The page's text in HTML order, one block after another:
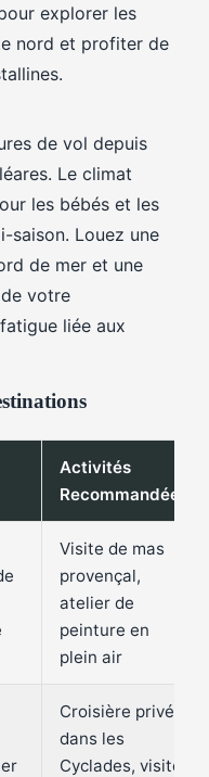
explorer les
nord et profiter de
de vol depuis
Le climat
les bébés et les
saison. Louez une
de mer et une
votre
liée aux
Activités
Recommandées
Visite de mas
provençal,
atelier de
peinture en
plein air
Croisière privée
dans les
Cyclades, visite